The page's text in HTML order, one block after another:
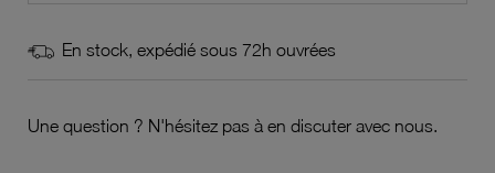
En stock, expédié sous 72h ouvrées
Une question ? N'hésitez pas à en discuter avec nous.